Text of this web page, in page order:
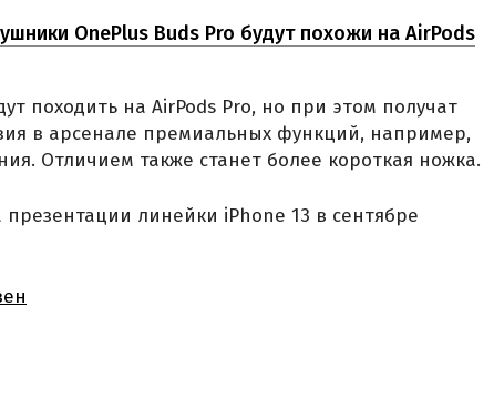
OnePlus Buds Pro будут похожи на AirPods
походить на AirPods Prо, но при этом получат
в арсенале премиальных функций, например,
Отличием также станет более короткая ножка.
линейки iPhone 13 в сентябре